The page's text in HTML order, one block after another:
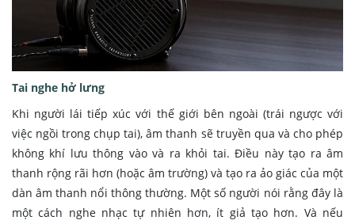
Tai nghe hở lưng
Khi người lái tiếp xúc với thế giới bên ngoài (trái ngược với
việc ngồi trong chụp tai), âm thanh sẽ truyền qua và cho phép
không khí lưu thông vào và ra khỏi tai. Điều này tạo ra âm
thanh rộng rãi hơn (hoặc âm trường) và tạo ra ảo giác của một
dàn âm thanh nổi thông thường. Một số người nói rằng đây là
một cách nghe nhạc tự nhiên hơn, ít giả tạo hơn. Và nếu